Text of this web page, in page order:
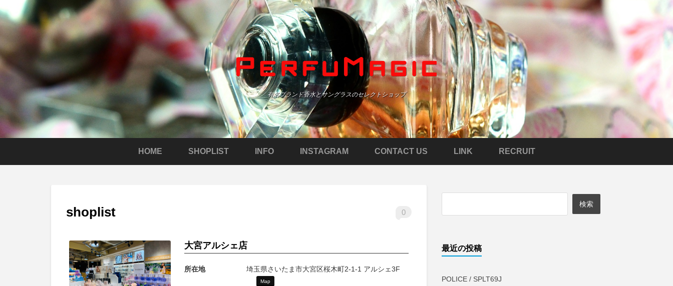
有名ブランド香水とサングラスのセレクトショップ
HOME SHOPLIST INFO INSTAGRAM CONTACT US LINK RECRUIT
0
shoplist
大宮アルシェ店
所在地 埼玉県さいたま市大宮区桜木町2-1-1 アルシェ3F
Map
最近の投稿
POLICE / SPLT69J